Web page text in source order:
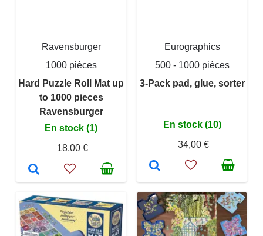
Ravensburger
1000 pièces
Hard Puzzle Roll Mat up
to 1000 pieces
Ravensburger
En stock (1)
18,00 €
Eurographics
500 - 1000 pièces
3-Pack pad, glue, sorter
En stock (10)
34,00 €